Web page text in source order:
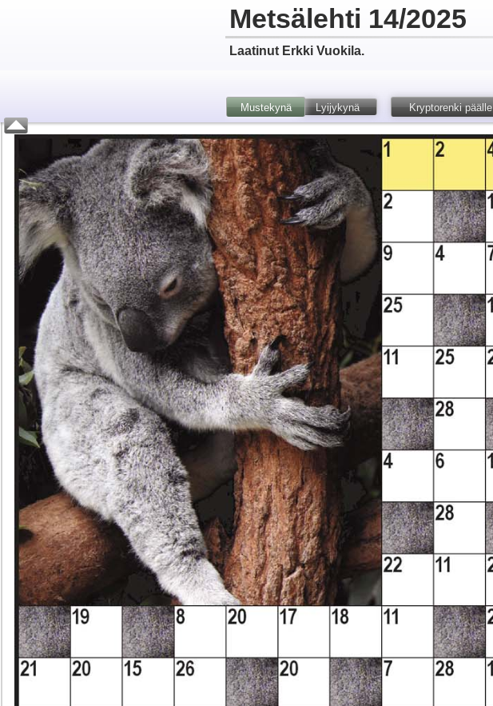
Metsälehti 14/2025
Laatinut Erkki Vuokila.
Mustekynä Lyijykynä Kryptorenki päälle